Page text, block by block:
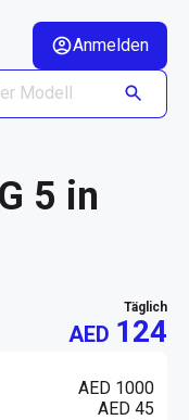
Anmelden
5 in
täglich
AED 124
AED 1000
AED 45